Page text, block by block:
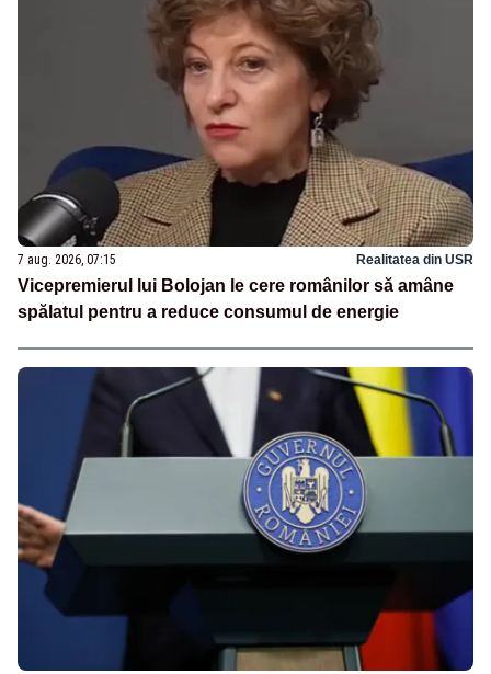
7 aug. 2026, 07:15 Realitatea din USR
Vicepremierul lui Bolojan le cere românilor să amâne
spălatul pentru a reduce consumul de energie